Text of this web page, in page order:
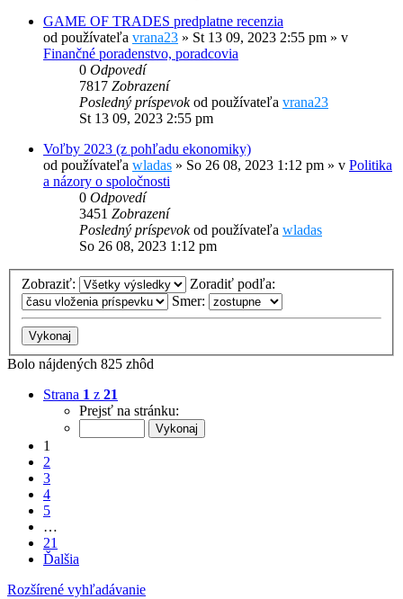
GAME OF TRADES predplatne recenzia
od používateľa vrana23 » St 13 09, 2023 2:55 pm » v
Finančné poradenstvo, poradcovia
0 Odpovedí
7817 Zobrazení
Posledný príspevokod používateľa vrana23
St 13 09, 2023 2:55 pm
Voľby 2023 (z pohľadu ekonomiky)
od používateľa wladas » So 26 08, 2023 1:12 pm » v Politika
a názory o spoločnosti
0 Odpovedí
3451 Zobrazení
Posledný príspevokod používateľa wladas
So 26 08, 2023 1:12 pm
Zobraziť:
Zoradiť podľa:
Smer:
Bolo nájdených 825 zhôd
Strana 1 z 21
Prejsť na stránku:
1
2
3
4
5
…
21
Ďalšia
Rozšírené vyhľadávanie